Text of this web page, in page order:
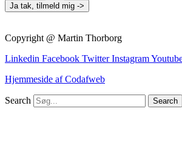
Ja tak, tilmeld mig ->
Copyright @ Martin Thorborg
Linkedin Facebook Twitter Instagram
Hjemmeside af Codafweb
Search Search